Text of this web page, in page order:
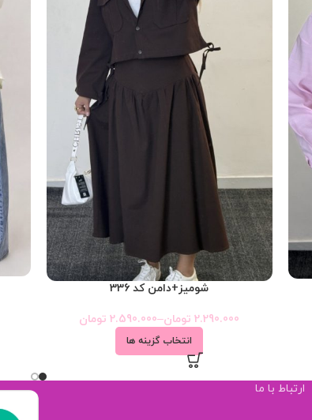
شومیز+دامن کد 336
2.290.000 تومان–
2.590.000 تومان
انتخاب گزینه ها
ارتباط با ما